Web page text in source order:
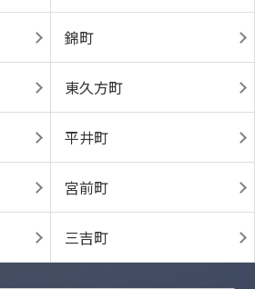
錦町
東久方町
平井町
宮前町
三吉町